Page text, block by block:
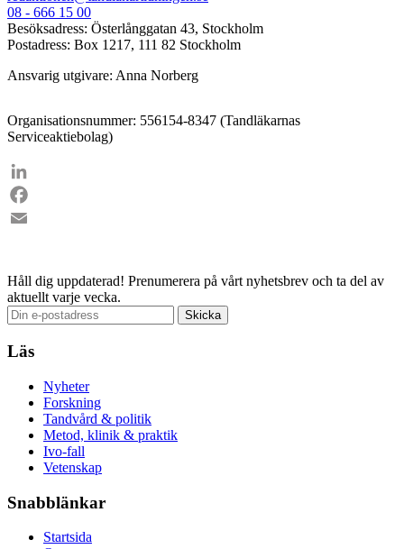
08 - 666 15 00
Besöksadress: Österlånggatan 43, Stockholm
Postadress: Box 1217, 111 82 Stockholm
Ansvarig utgivare: Anna Norberg
Organisationsnummer: 556154-8347 (Tandläkarnas
Serviceaktiebolag)
LinkedIn
Facebook
Håll dig uppdaterad! Prenumerera på vårt nyhetsbrev och ta del av
aktuellt varje vecka.
Läs
Nyheter
Forskning
Tandvård & politik
Metod, klinik & praktik
Ivo-fall
Vetenskap
Snabblänkar
Startsida